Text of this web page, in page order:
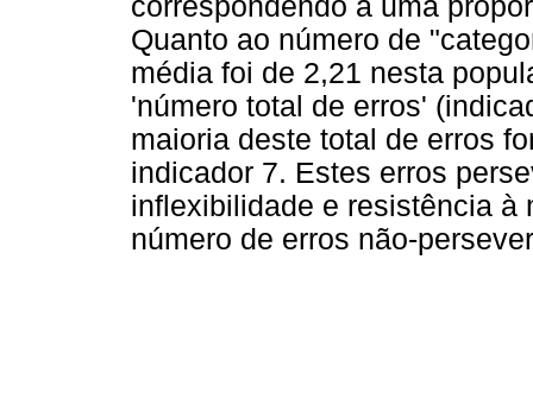
Quanto ao número de
média foi de 2,21 nesta
'número total de erros'
maioria deste total de erros
indicador 7. Estes erros
inflexibilidade e resistência à
número de erros não-